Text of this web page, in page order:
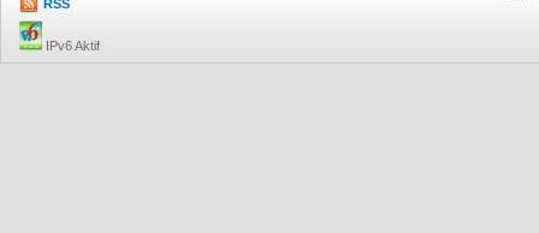
RSS
IPv6 Aktif